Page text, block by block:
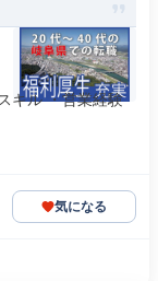
キル ・営業経験
気になる